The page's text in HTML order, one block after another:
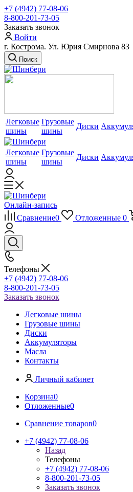
+7 (4942) 77-08-06
8-800-201-73-05
Заказать звонок
Войти
г. Кострома. Ул. Юрия Смирнова 83
Поиск
Легковые
шины
Грузовые
шины
Диски
Легковые
шины
Грузовые
шины
Диски
Онлайн-запись
Сравнение0 Отложенные 0
Телефоны
+7 (4942) 77-08-06
8-800-201-73-05
Заказать звонок
Легковые шины
Грузовые шины
Диски
Аккумуляторы
Масла
Контакты
Личный кабинет
Корзина0
Отложенные0
Сравнение товаров0
+7 (4942) 77-08-06
Назад
Телефоны
+7 (4942) 77-08-06
8-800-201-73-05
Заказать звонок